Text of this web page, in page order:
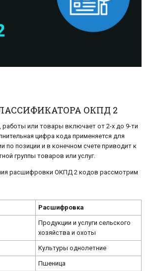
ОКПД 2
работы или товары включает от 2-х до 9-ти
цифра кода применяется для
по позиции и в конечном счете приводит к
группы товаров или услуг.
расшифровки ОКПД 2 кодов рассмотрим
Расшифровка
Продукции и услуги сельского
хозяйства и охоты
Культуры однолетние
Пшеница